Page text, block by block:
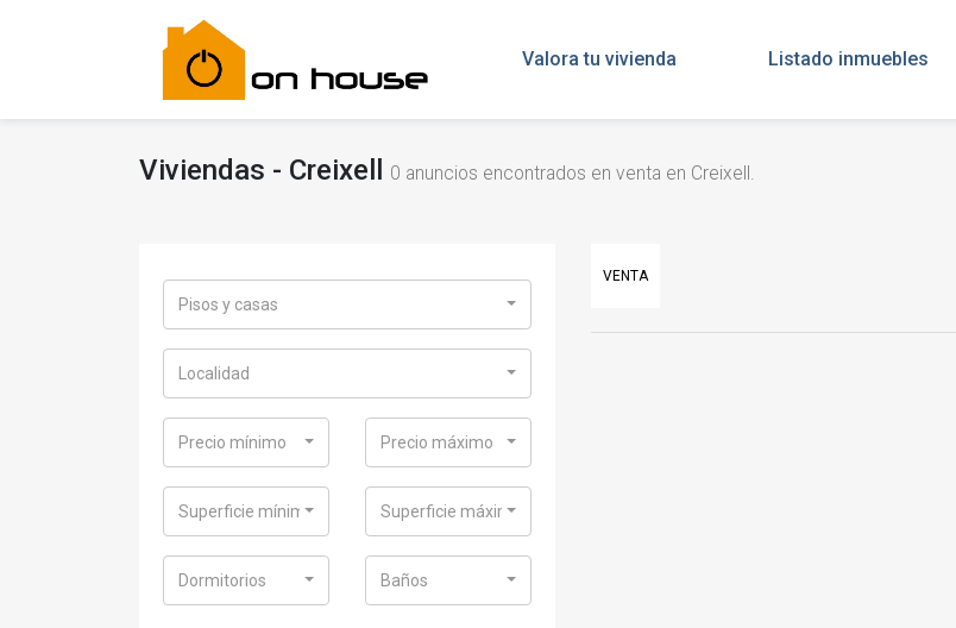
Valora tu vivienda Listado inmuebles
Viviendas - Creixell 0 anuncios encontrados en venta en Creixell.
Pisos y casas
Localidad
Precio mínimo Precio máximo
Superficie mínima Superficie máxima
Dormitorios Baños
VENTA